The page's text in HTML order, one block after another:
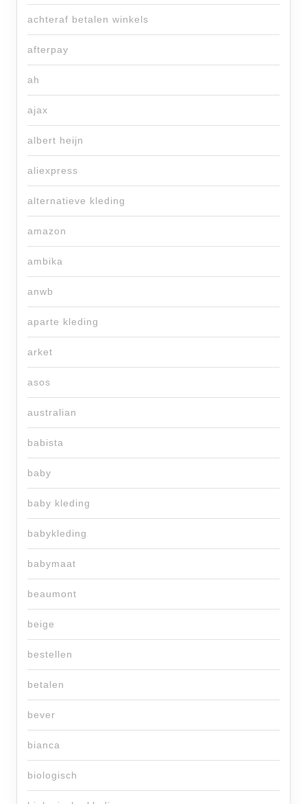
achteraf betalen winkels
afterpay
ah
ajax
albert heijn
aliexpress
alternatieve kleding
amazon
ambika
anwb
aparte kleding
arket
asos
australian
babista
baby
baby kleding
babykleding
babymaat
beaumont
beige
bestellen
betalen
bever
bianca
biologisch